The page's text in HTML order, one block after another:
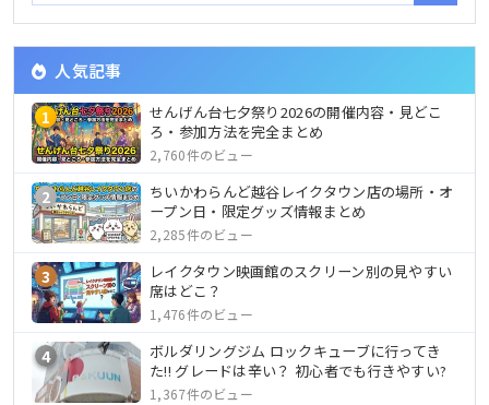
人気記事
1
せんげん台七夕祭り2026の開催内容・見どこ
ろ・参加方法を完全まとめ
2,760件のビュー
2
ちいかわらんど越谷レイクタウン店の場所・オ
ープン日・限定グッズ情報まとめ
2,285件のビュー
3
レイクタウン映画館のスクリーン別の見やすい
席はどこ？
1,476件のビュー
4
ボルダリングジム ロックキューブに行ってき
た!! グレードは辛い？ 初心者でも行きやすい?
1,367件のビュー